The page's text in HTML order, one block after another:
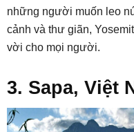
những người muốn leo
cảnh và thư giãn,
vời cho mọi người.
3. Sapa, Việt